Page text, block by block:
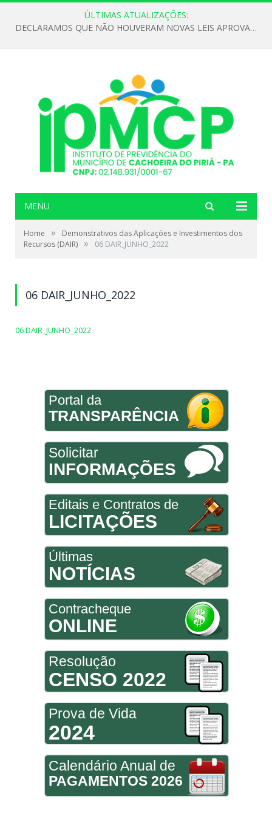
ÚLTIMAS ATUALIZAÇÕES:
DECLARAMOS QUE NÃO HOUVERAM NOVAS LEIS APROVADAS ATÉ O MOMENTO PARA O INSTITUTO DE PREVIDÊNCIA NO ANO DE 2026
MENU
Home »
Demonstrativos das Aplicações e Investimentos dos
Recursos (DAIR) » 06 DAIR_JUNHO_2022
06 DAIR_JUNHO_2022
06 DAIR_JUNHO_2022
Portal da
TRANSPARÊNCIA
Solicitar
INFORMAÇÕES
Editais e Contratos de
LICITAÇÕES
Últimas
NOTÍCIAS
Contracheque
ONLINE
Resolução
CENSO 2022
Prova de Vida
2024
Calendário Anual de
PAGAMENTOS 2026